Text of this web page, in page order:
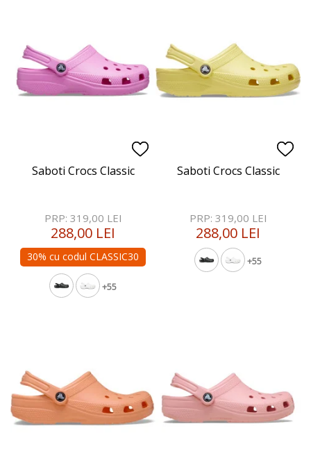
Saboti Crocs Classic
+55
PRP: 319,00 LEI
288,00 LEI
30% cu codul CLASSIC30
Saboti Crocs Classic
+55
PRP: 319,00 LEI
288,00 LEI